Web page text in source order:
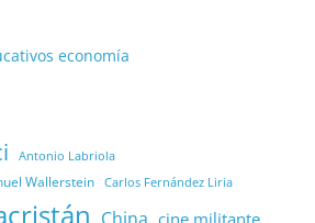
economía
Antonio Labriola
Wallerstein Carlos Fernández Liria